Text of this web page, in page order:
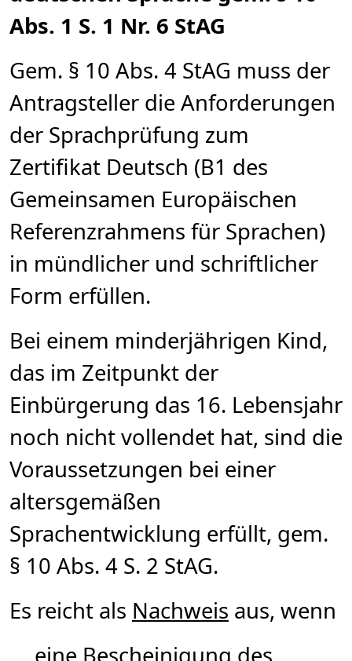
Abs. 1 S. 1 Nr. 6 StAG
Gem. § 10 Abs. 4 StAG muss der
Antragsteller die Anforderungen
der Sprachprüfung zum
Zertifikat Deutsch (B1 des
Gemeinsamen Europäischen
Referenzrahmens für Sprachen)
in mündlicher und schriftlicher
Form erfüllen.
Bei einem minderjährigen Kind,
das im Zeitpunkt der
Einbürgerung das 16. Lebensjahr
noch nicht vollendet hat, sind die
Voraussetzungen bei einer
altersgemäßen
Sprachentwicklung erfüllt, gem.
§ 10 Abs. 4 S. 2 StAG.
Es reicht als Nachweis aus, wenn
eine Bescheinigung des